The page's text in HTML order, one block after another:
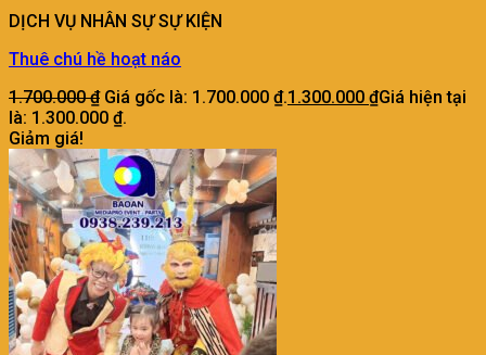
DỊCH VỤ NHÂN SỰ SỰ KIỆN
Thuê chú hề hoạt náo
1.700.000₫ Giá gốc là: 1.700.000 ₫.1.300.000 ₫Giá hiện tại
là: 1.300.000 ₫.
Giảm giá!